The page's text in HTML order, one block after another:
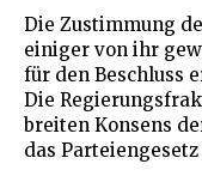
Die Zustimmung
einiger von ihr
für den Beschluss
Die
breiten Konsens
das